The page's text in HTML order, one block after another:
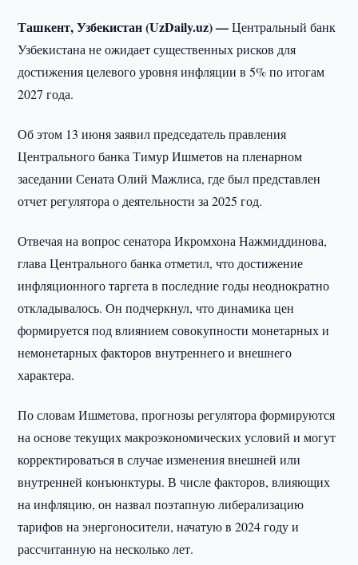
Ташкент, Узбекистан (UzDaily.uz) —Центральный банк
Узбекистана не ожидает существенных рисков для
достижения целевого уровня инфляции в 5% по итогам
2027 года.
Об этом 13 июня заявил председатель правления
Центрального банка Тимур Ишметов на пленарном
заседании Сената Олий Мажлиса, где был представлен
отчет регулятора о деятельности за 2025 год.
Отвечая на вопрос сенатора Икромхона Нажмиддинова,
глава Центрального банка отметил, что достижение
инфляционного таргета в последние годы неоднократно
откладывалось. Он подчеркнул, что динамика цен
формируется под влиянием совокупности монетарных и
немонетарных факторов внутреннего и внешнего
характера.
По словам Ишметова, прогнозы регулятора формируются
на основе текущих макроэкономических условий и могут
корректироваться в случае изменения внешней или
внутренней конъюнктуры. В числе факторов, влияющих
на инфляцию, он назвал поэтапную либерализацию
тарифов на энергоносители, начатую в 2024 году и
рассчитанную на несколько лет.